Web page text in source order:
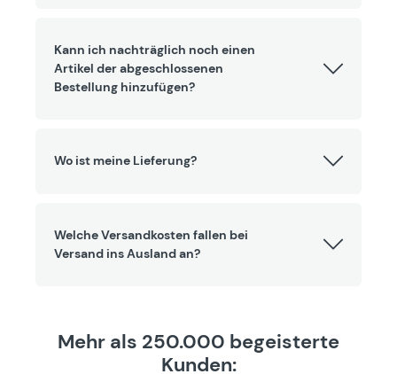
Kann ich nachträglich noch einen
Artikel der abgeschlossenen
Bestellung hinzufügen?
Wo ist meine Lieferung?
Welche Versandkosten fallen bei
Versand ins Ausland an?
Mehr als 250.000 begeisterte
Kunden: